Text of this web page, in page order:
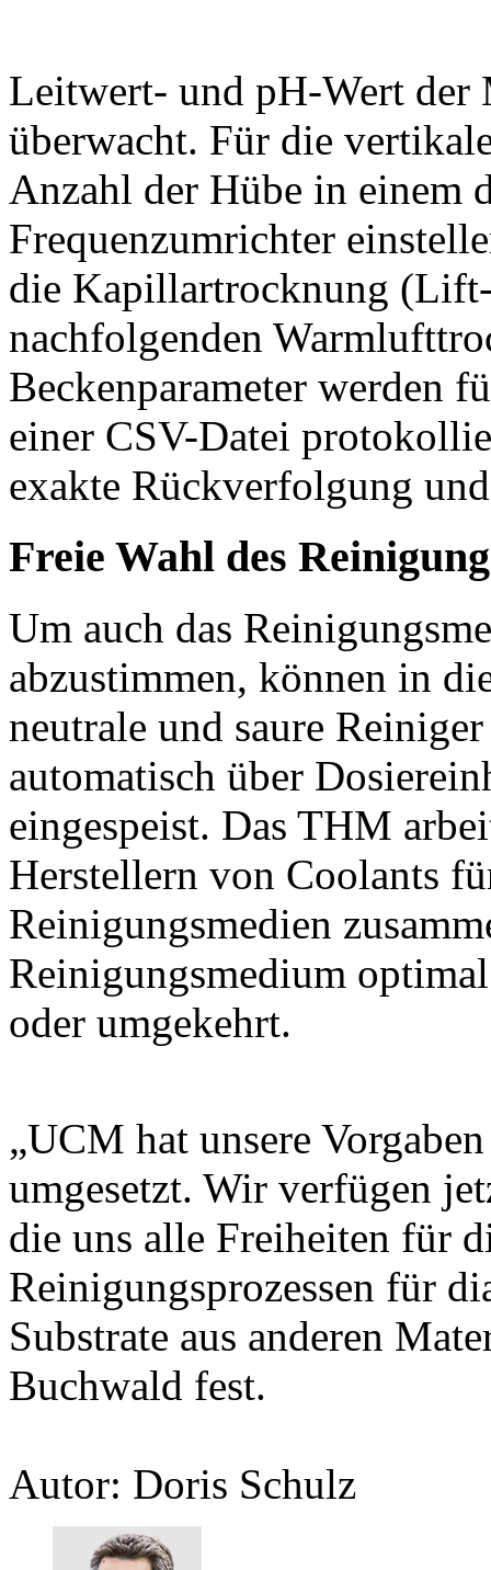
Leitwert- und pH-Wert
überwacht. Für die
Anzahl der Hübe in einem
Frequenzumrichter
die Kapillartrocknung
nachfolgenden
Beckenparameter werden
einer CSV-Datei
exakte Rückverfolgung
Freie Wahl des
Um auch das
abzustimmen, können in
neutrale und saure
automatisch über
eingespeist. Das THM
Herstellern von Coolants
Reinigungsmedien
Reinigungsmedium
oder umgekehrt.
„UCM hat unsere
umgesetzt. Wir verfügen
die uns alle Freiheiten für
Reinigungsprozessen für
Substrate aus anderen
Buchwald fest.
Autor: Doris Schulz